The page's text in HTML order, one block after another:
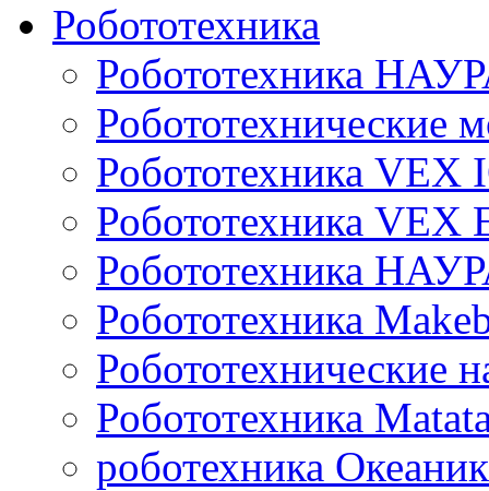
Робототехника
Робототехника
Робототехнические
Робототехника VEX
Робототехника VEX
Робототехника
Робототехника
Робототехнические
Робототехника
роботехника